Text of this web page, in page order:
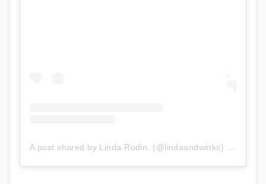
A post shared by Linda Rodin. (@lindaandwinks)